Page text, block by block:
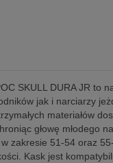
SKULL DURA JR to
jak i narciarzy
materiałów
głowę młodego
zakresie 51-54 oraz
Kask jest